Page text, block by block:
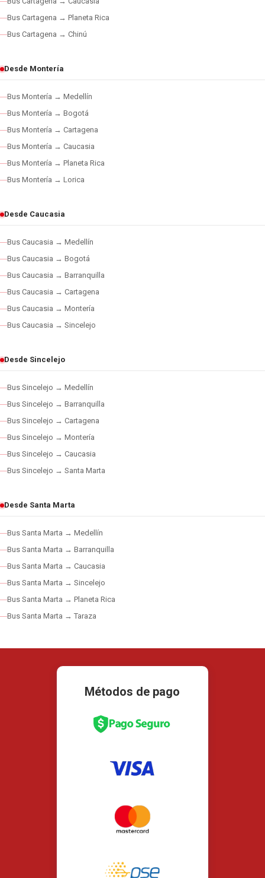
Bus Cartagena → Planeta Rica
Bus Cartagena → Chinú
Desde Montería
Bus Montería → Medellín
Bus Montería → Bogotá
Bus Montería → Cartagena
Bus Montería → Caucasia
Bus Montería → Planeta Rica
Bus Montería → Lorica
Desde Caucasia
Bus Caucasia → Medellín
Bus Caucasia → Bogotá
Bus Caucasia → Barranquilla
Bus Caucasia → Cartagena
Bus Caucasia → Montería
Bus Caucasia → Sincelejo
Desde Sincelejo
Bus Sincelejo → Medellín
Bus Sincelejo → Barranquilla
Bus Sincelejo → Cartagena
Bus Sincelejo → Montería
Bus Sincelejo → Caucasia
Bus Sincelejo → Santa Marta
Desde Santa Marta
Bus Santa Marta → Medellín
Bus Santa Marta → Barranquilla
Bus Santa Marta → Caucasia
Bus Santa Marta → Sincelejo
Bus Santa Marta → Planeta Rica
Bus Santa Marta → Taraza
Métodos de pago